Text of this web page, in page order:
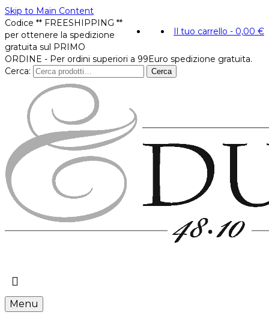
Skip to Main Content
Il tuo carrello - 0,00 €
Codice ** FREESHIPPING **
per ottenere la spedizione
gratuita sul PRIMO
ORDINE - Per ordini superiori a 99Euro spedizione gratuita.
Cerca:
Cerca
Menu